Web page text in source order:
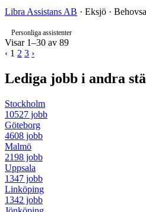
Libra Assistans AB · Eksjö ·
Personliga assistenter
Visar 1–30 av 89
‹ 1 2 3 ›
Lediga jobb i andra
Stockholm
10527 jobb
Göteborg
4608 jobb
Malmö
2198 jobb
Uppsala
1347 jobb
Linköping
1342 jobb